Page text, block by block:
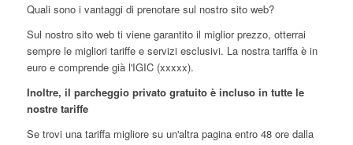
Quali sono i vantaggi di prenotare sul nostro sito web?
Sul nostro sito web ti viene garantito il miglior prezzo, otterrai
sempre le migliori tariffe e servizi esclusivi. La nostra tariffa è in
euro e comprende già l'IGIC (xxxxx).
Inoltre, il parcheggio privato gratuito è incluso in tutte le
nostre tariffe
Se trovi una tariffa migliore su un'altra pagina entro 48 ore dalla